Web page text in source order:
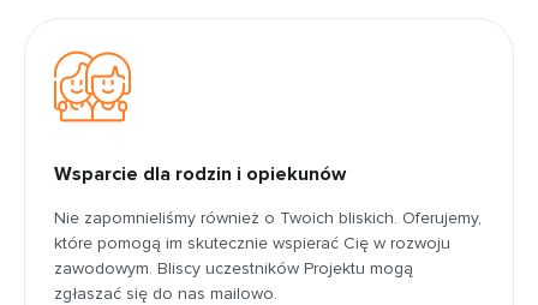
Wsparcie dla rodzin i opiekunów
Nie zapomnieliśmy również o Twoich bliskich. Oferujemy,
które pomogą im skutecznie wspierać Cię w rozwoju
zawodowym. Bliscy uczestników Projektu mogą
zgłaszać się do nas mailowo.